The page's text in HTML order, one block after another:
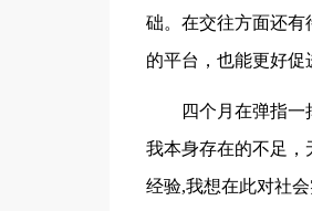
础。在交往方面还有
的平台，也能更好促
四个月在弹指
我本身存在的不足，
经验,我想在此对社